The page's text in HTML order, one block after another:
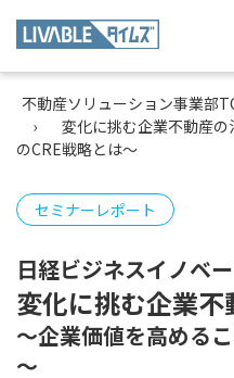
不動産ソリューション事業部
変化に挑む企業不動産
のCRE戦略とは～
セミナーレポート
日経ビジネスイノベ
変化に挑む企業不
～企業価値を高める
～